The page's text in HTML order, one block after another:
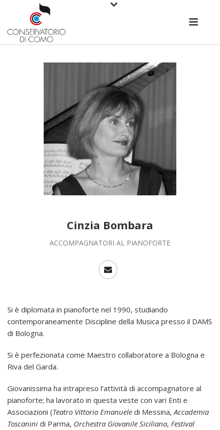
Cinzia Bombara
ACCOMPAGNATORI AL PIANOFORTE
Si è diplomata in pianoforte nel 1990, studiando
contemporaneamente Discipline della Musica presso il DAMS
di Bologna.
Si è perfezionata come Maestro collaboratore a Bologna e
Riva del Garda.
Giovanissima ha intrapreso l’attività di accompagnatore al
pianoforte; ha lavorato in questa veste con vari Enti e
Associazioni (Teatro Vittorio Emanuele di Messina,Accademia
Toscanini di Parma, Orchestra Giovanile Siciliana, Festival